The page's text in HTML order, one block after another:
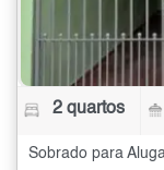
2 quartos
Sobrado para